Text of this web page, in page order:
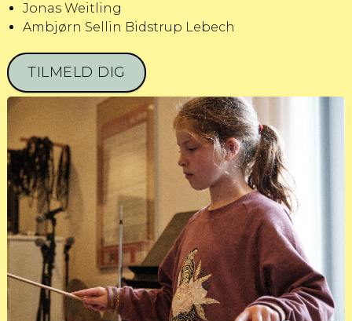
Jonas Weitling
Ambjørn Sellin Bidstrup Lebech
TILMELD DIG